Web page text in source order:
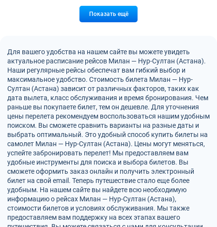
Показать ещё
Для вашего удобства на нашем сайте вы можете увидеть
актуальное расписание рейсов Милан — Нур-Султан (Астана).
Наши регулярные рейсы обеспечат вам гибкий выбор и
максимальное удобство. Стоимость билета Милан — Нур-
Султан (Астана) зависит от различных факторов, таких как
дата вылета, класс обслуживания и время бронирования. Чем
раньше вы покупаете билет, тем он дешевле. Для уточнения
цены перелета рекомендуем воспользоваться нашим удобным
поиском. Вы сможете сравнить варианты на разные даты и
выбрать оптимальный. Это удобный способ купить билеты на
самолет Милан — Нур-Султан (Астана). Цены могут меняться,
успейте забронировать перелет! Мы предоставляем вам
удобные инструменты для поиска и выбора билетов. Вы
сможете оформить заказ онлайн и получить электронный
билет на свой email. Теперь путешествие стало еще более
удобным. На нашем сайте вы найдете всю необходимую
информацию о рейсах Милан — Нур-Султан (Астана),
стоимости билетов и условиях обслуживания. Мы также
предоставляем вам поддержку на всех этапах вашего